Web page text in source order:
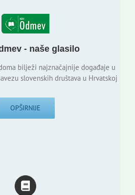
- naše glasilo
bilježi najznačajnije događaje u
slovenskih društava u Hrvatskoj
OPŠIRNIJE